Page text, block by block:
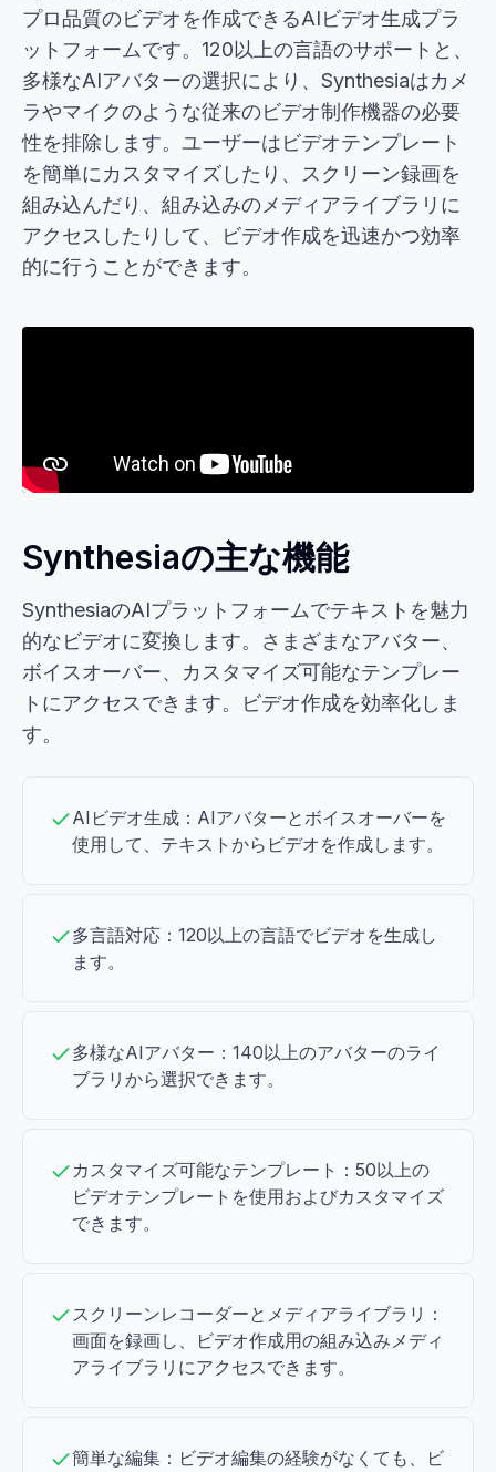
プロ品質のビデオを作成できるAIビデオ生成プラ
ットフォームです。120以上の言語のサポートと、
多様なAIアバターの選択により、Synthesiaはカメ
ラやマイクのような従来のビデオ制作機器の必要
性を排除します。ユーザーはビデオテンプレート
を簡単にカスタマイズしたり、スクリーン録画を
組み込んだり、組み込みのメディアライブラリに
アクセスしたりして、ビデオ作成を迅速かつ効率
的に行うことができます。
Synthesiaの主な機能
SynthesiaのAIプラットフォームでテキストを魅力
的なビデオに変換します。さまざまなアバター、
ボイスオーバー、カスタマイズ可能なテンプレー
トにアクセスできます。ビデオ作成を効率化しま
す。
AIビデオ生成：AIアバターとボイスオーバーを
使用して、テキストからビデオを作成します。
多言語対応：120以上の言語でビデオを生成し
ます。
多様なAIアバター：140以上のアバターのライ
ブラリから選択できます。
カスタマイズ可能なテンプレート：50以上の
ビデオテンプレートを使用およびカスタマイズ
できます。
スクリーンレコーダーとメディアライブラリ：
画面を録画し、ビデオ作成用の組み込みメディ
アライブラリにアクセスできます。
簡単な編集：ビデオ編集の経験がなくても、ビ